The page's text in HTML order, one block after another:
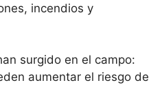
incendios y
surgido en el campo:
aumentar el riesgo de